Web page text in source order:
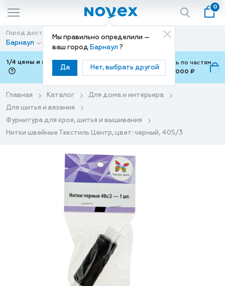
Мы правильно определили —
ваш город Барнаул ?
Да Нет, выбрать другой
0
Город доставки
Барнаул
Способ доставки
Доставка
1/4 цены и покупки ваши с Подели
Можно оплатить по частям
от 700 ₽ до 15,000 ₽
Главная Каталог
Для дома и интерьера
Для шитья и вязания
Фурнитура для кроя, шитья и вышивания
Нитки швейные Текстиль Центр, цвет: черный, 40S/3